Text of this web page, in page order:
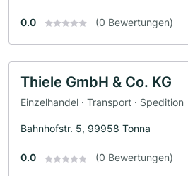
0.0 (0 Bewertungen)
Thiele GmbH & Co. KG
Einzelhandel · Transport · Spedition
Bahnhofstr. 5, 99958 Tonna
0.0 (0 Bewertungen)